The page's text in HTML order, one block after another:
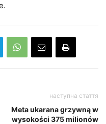
наступна стаття
Meta ukarana grzywną w
wysokości 375 milionów